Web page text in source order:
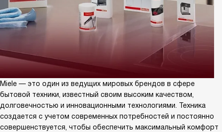
Miele — это один из ведущих мировых брендов в сфере
бытовой техники, известный своим высоким качеством,
долговечностью и инновационными технологиями. Техника
создается с учетом современных потребностей и постоянно
совершенствуется, чтобы обеспечить максимальный комфорт